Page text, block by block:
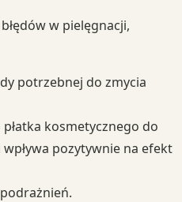
w pielęgnacji,
potrzebnej do zmycia
kosmetycznego do
pozytywnie na efekt